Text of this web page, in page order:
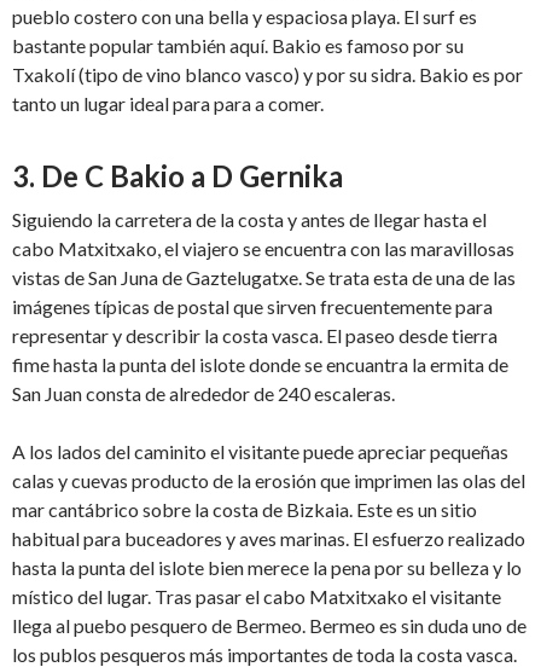
pueblo costero con una bella y espaciosa playa. El surf es
bastante popular también aquí. Bakio es famoso por su
Txakolí (tipo de vino blanco vasco) y por su sidra. Bakio es por
tanto un lugar ideal para para a comer.
3. De C Bakio a D Gernika
Siguiendo la carretera de la costa y antes de llegar hasta el
cabo Matxitxako, el viajero se encuentra con las maravillosas
vistas de San Juna de Gaztelugatxe. Se trata esta de una de las
imágenes típicas de postal que sirven frecuentemente para
representar y describir la costa vasca. El paseo desde tierra
fime hasta la punta del islote donde se encuantra la ermita de
San Juan consta de alrededor de 240 escaleras.
A los lados del caminito el visitante puede apreciar pequeñas
calas y cuevas producto de la erosión que imprimen las olas del
mar cantábrico sobre la costa de Bizkaia. Este es un sitio
habitual para buceadores y aves marinas. El esfuerzo realizado
hasta la punta del islote bien merece la pena por su belleza y lo
místico del lugar. Tras pasar el cabo Matxitxako el visitante
llega al puebo pesquero de Bermeo. Bermeo es sin duda uno de
los publos pesqueros más importantes de toda la costa vasca.